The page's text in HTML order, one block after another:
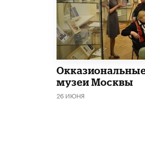
музеи Москвы
26 ИЮНЯ